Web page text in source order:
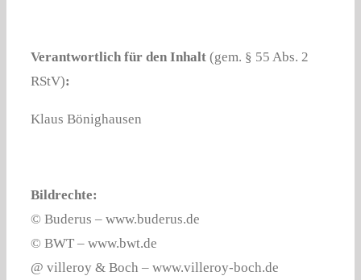
Verantwortlich für den Inhalt (gem. § 55 Abs. 2
RStV):
Klaus Bönighausen
Bildrechte:
© Buderus – www.buderus.de
© BWT – www.bwt.de
@ villeroy & Boch – www.villeroy-boch.de